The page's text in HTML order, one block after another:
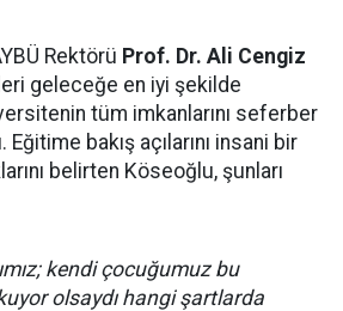
Rektörü Prof. Dr. Ali Cengiz
geleceğe en iyi şekilde
tüm imkanlarını seferber
bakış açılarını insani bir
belirten Köseoğlu, şunları
kendi çocuğumuz bu
olsaydı hangi şartlarda